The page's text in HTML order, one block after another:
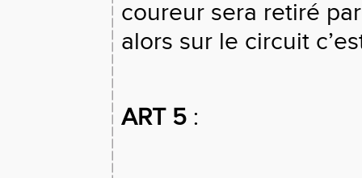
coureur sera retiré
alors sur le circuit
ART 5 :